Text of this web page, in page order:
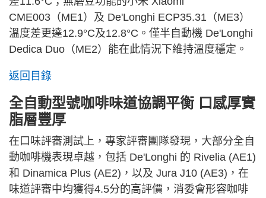
CME003（ME1）及 De'Longhi ECP35.31（ME3）
溫度差更達12.9°C及12.8°C。僅半自動機 De'Longhi
Dedica Duo（ME2）能在此情況下維持溫度穩定。
返回目錄
全自動型號咖啡味道協調平衡 口感厚實
脂層豐厚
在口味評審測試上，專家評審團隊發現，大部分全自
動咖啡機表現卓越，包括 De'Longhi 的 Rivelia (AE1)
和 Dinamica Plus (AE2)，以及 Jura J10 (AE3)，在
味道評審中均獲得4.5分的高評價，消委會形容咖啡